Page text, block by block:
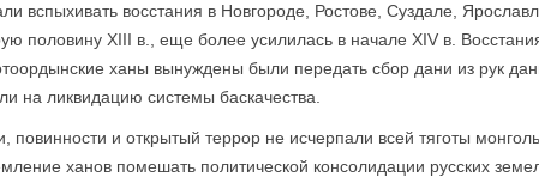
вспыхивать восстания в Новгороде, Ростове, Суздале,
половину XIII в., еще более усилилась в начале XIV в.
ханы вынуждены были передать сбор дани из рук
на ликвидацию системы баскачества.
повинности и открытый террор не исчерпали всей тяготы
ханов помешать политической консолидации русских